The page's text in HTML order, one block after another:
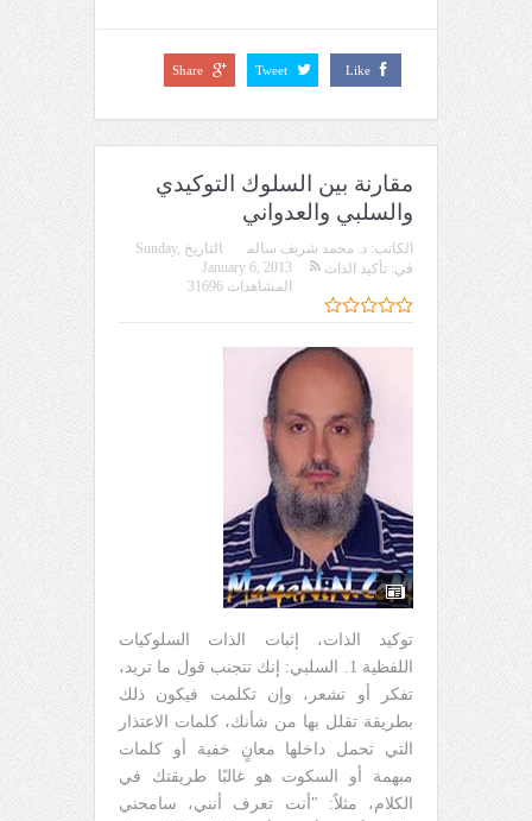
Like
Tweet
Share
مقارنة بين السلوك التوكيدي
والسلبي والعدواني
الكاتب: د. محمد شريف سالم التاريخ Sunday,
January 6, 2013
في: تأكيد الذات
المشاهدات 31696
توكيد الذات، إثبات الذات السلوكيات
اللفظية 1. السلبي: إنك تتجنب قول ما تريد،
تفكر أو تشعر، وإن تكلمت فيكون ذلك
بطريقة تقلل بها من شأنك، كلمات الاعتذار
التي تحمل داخلها معانٍ خفية أو كلمات
مبهمة أو السكوت هو غالبًا طريقتك في
الكلام، مثلاً: "أنت تعرف أنني، سامحني